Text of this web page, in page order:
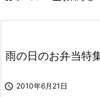
雨の日のお弁当特
 2010年6月21日